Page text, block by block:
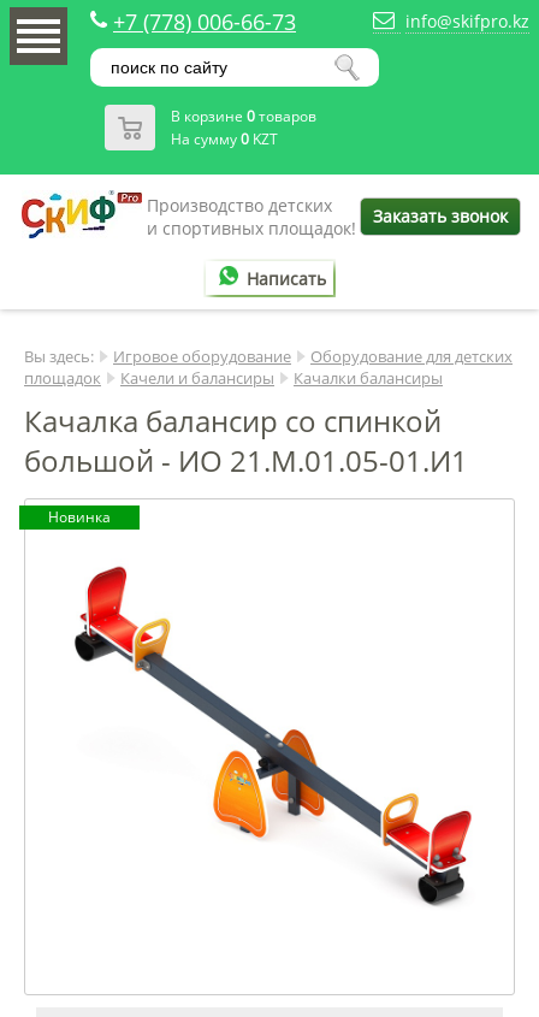
+7 (778) 006-66-73 info@skifpro.kz
В корзине 0товаров
На сумму0 KZT
Производство детских
и спортивных площадок!
Заказать звонок
Написать
Вы здесь: Игровое оборудование
Оборудование для детских
площадок
Качели и балансиры Качалки балансиры
Качалка балансир со спинкой
большой - ИО 21.М.01.05-01.И1
Новинка